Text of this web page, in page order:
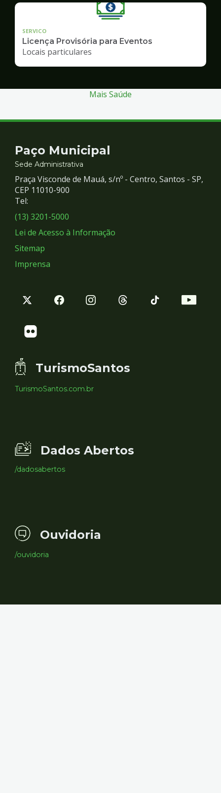
SERVICO
Licença Provisória para Eventos
Locais particulares
Mais Saúde
Contato
e
Redes
Sociais
Paço Municipal
Sede Administrativa
Praça Visconde de Mauá, s/nº - Centro, Santos - SP,
CEP 11010-900
Tel:
(13) 3201-5000
Lei de Acesso à Informação
Sitemap
Imprensa
TurismoSantos
TurismoSantos.com.br
Dados Abertos
/dadosabertos
Ouvidoria
/ouvidoria